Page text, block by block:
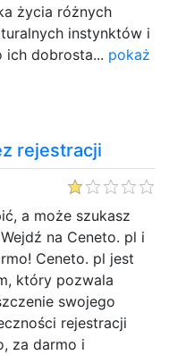
życia różnych
instynktów i
ich dobrosta... pokaż
rejestracji
a może szukasz
na Ceneto. pl i
Ceneto. pl jest
który pozwala
swojego
rejestracji
za darmo i